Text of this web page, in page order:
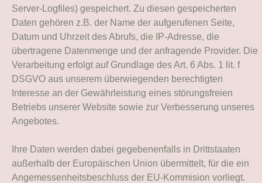
Server-Logfiles) gespeichert. Zu diesen gespeicherten
Daten gehören z.B. der Name der aufgerufenen Seite,
Datum und Uhrzeit des Abrufs, die IP-Adresse, die
übertragene Datenmenge und der anfragende Provider. Die
Verarbeitung erfolgt auf Grundlage des Art. 6 Abs. 1 lit. f
DSGVO aus unserem überwiegenden berechtigten
Interesse an der Gewährleistung eines störungsfreien
Betriebs unserer Website sowie zur Verbesserung unseres
Angebotes.
Ihre Daten werden dabei gegebenenfalls in Drittstaaten
außerhalb der Europäischen Union übermittelt, für die ein
Angemessenheitsbeschluss der EU-Kommision vorliegt.